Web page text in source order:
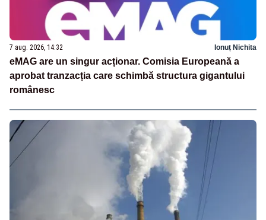
7 aug. 2026, 14:32 Ionuț Nichita
eMAG are un singur acționar. Comisia Europeană a
aprobat tranzacția care schimbă structura gigantului
românesc